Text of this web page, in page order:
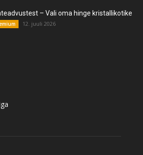
– Vali oma hinge kristallikotike
12. juuli 2026